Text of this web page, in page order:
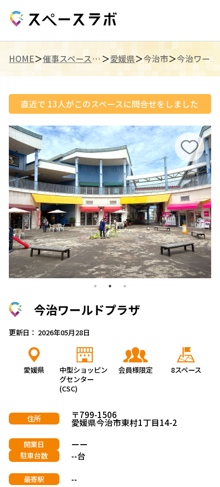
HOME 催事スペース（四国） 愛媛県 今治市
直近で 13人がこのスペースに問合せをしました
今治ワールドプラザ
更新日： 2026年05月28日
愛媛県
中型ショッピン
グセンター
(CSC)
会員様限定 8スペース
住所 〒799-1506
愛媛県今治市東村1丁目14-2
開業日 ーー
駐車台数 --台
最寄駅 --